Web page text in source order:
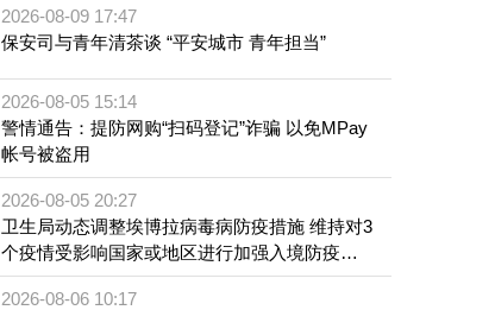
2026-08-09 17:47
保安司与青年清茶谈 “平安城市 青年担当”
2026-08-05 15:14
警情通告：提防网购“扫码登记”诈骗 以免MPay
帐号被盗用
2026-08-05 20:27
卫生局动态调整埃博拉病毒病防疫措施 维持对3
个疫情受影响国家或地区进行加强入境防疫措
施
2026-08-06 10:17